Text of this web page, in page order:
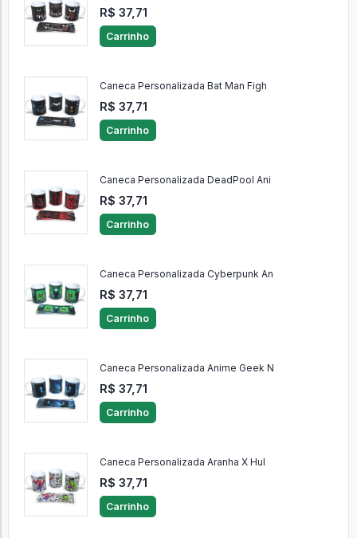
R$ 37,71
Carrinho
Caneca Personalizada Bat Man Figh
R$ 37,71
Carrinho
Caneca Personalizada DeadPool Ani
R$ 37,71
Carrinho
Caneca Personalizada Cyberpunk An
R$ 37,71
Carrinho
Caneca Personalizada Anime Geek N
R$ 37,71
Carrinho
Caneca Personalizada Aranha X Hul
R$ 37,71
Carrinho